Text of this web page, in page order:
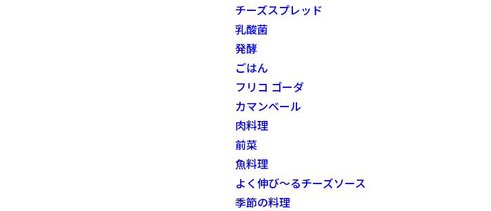
チーズスプレッド
乳酸菌
発酵
ごはん
フリコ ゴーダ
カマンベール
肉料理
前菜
魚料理
よく伸び～るチーズソース
季節の料理